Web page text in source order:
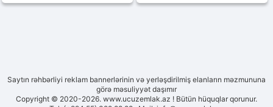
Saytın rəhbərliyi reklam bannerlərinin və yerləşdirilmiş elanların məzmununa
görə məsuliyyət daşımır
Copyright © 2020-2026. www.ucuzemlak.az ! Bütün hüquqlar qorunur.